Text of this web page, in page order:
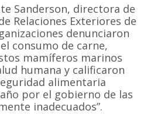
Sanderson, directora de
Relaciones Exteriores de
denunciaron
consumo de carne,
mamíferos marinos
humana y calificaron
alimentaria
por el gobierno de las
inadecuados”.